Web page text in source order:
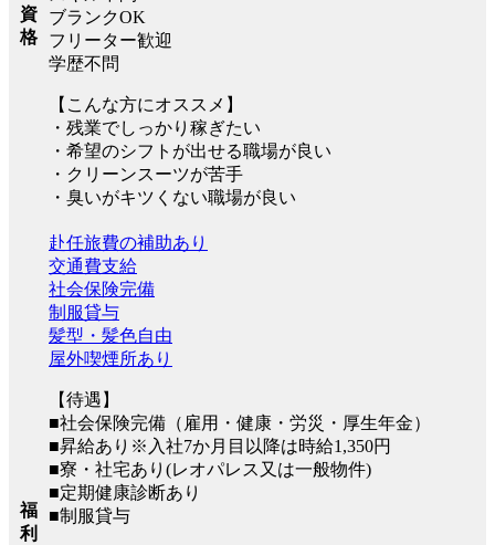
資
格
ブランクOK
フリーター歓迎
学歴不問
【こんな方にオススメ】
・残業でしっかり稼ぎたい
・希望のシフトが出せる職場が良い
・クリーンスーツが苦手
・臭いがキツくない職場が良い
福
利
赴任旅費の補助あり
交通費支給
社会保険完備
制服貸与
髪型・髪色自由
屋外喫煙所あり
【待遇】
■社会保険完備（雇用・健康・労災・厚生年金）
■昇給あり※入社7か月目以降は時給1,350円
■寮・社宅あり(レオパレス又は一般物件)
■定期健康診断あり
■制服貸与